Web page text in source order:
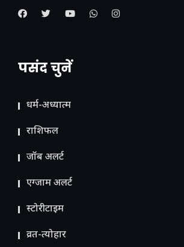
पसंद चुनें
धर्म-अध्यात्म
राशिफल
जॉब अलर्ट
एग्जाम अलर्ट
स्टोरीटाइम
व्रत-त्योहार